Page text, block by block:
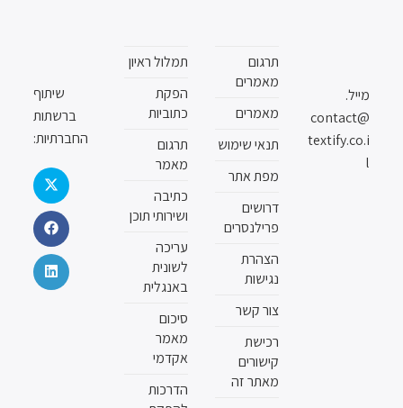
מייל.
contact@
textify.co.i
l
תרגום
מאמרים
מאמרים
תנאי שימוש
מפת אתר
דרושים
פרילנסרים
הצהרת
נגישות
צור קשר
רכישת
קישורים
מאתר זה
תמלול ראיון
הפקת
כתוביות
תרגום
מאמר
כתיבה
ושירותי תוכן
עריכה
לשונית
באנגלית
סיכום
מאמר
אקדמי
הדרכות
שיתוף
ברשתות
החברתיות: